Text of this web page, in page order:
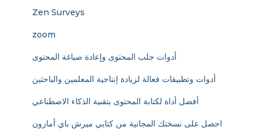
Zen Surveys
zoom
أدوات جلب المحتوى وإعادة صياغة المحتوى
أدوات وتطبيقات فعالة لزيادة إنتاجية المعلمين والباحثين
أفضل أداة لكتابة المحتوى بتقنية الذكاء الاصطناعي
احصل على نسختك المجانية من كتابي ميرش باي أمازون